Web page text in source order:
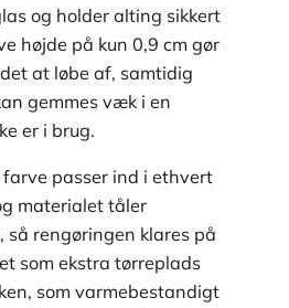
og holder alting sikkert
højde på kun 0,9 cm gør
at løbe af, samtidig
gemmes væk i en
er i brug.
passer ind i ethvert
materialet tåler
så rengøringen klares på
som ekstra tørreplads
som varmebestandigt